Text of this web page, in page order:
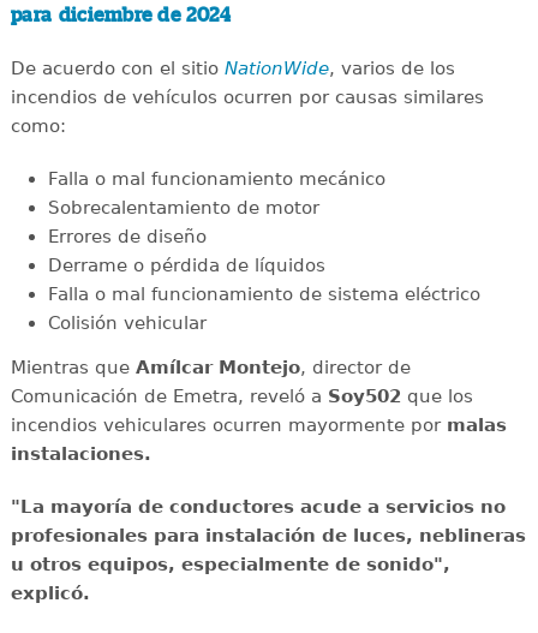
para diciembre de 2024
De acuerdo con el sitioNationWide, varios de los
incendios de vehículos ocurren por causas similares
como:
Falla o mal funcionamiento mecánico
Sobrecalentamiento de motor
Errores de diseño
Derrame o pérdida de líquidos
Falla o mal funcionamiento de sistema eléctrico
Colisión vehicular
Mientras que Amílcar Montejo, director de
Comunicación de Emetra, reveló a Soy502 que los
incendios vehiculares ocurren mayormente por malas
instalaciones.
"La mayoría de conductores acude a servicios no
profesionales para instalación de luces, neblineras
u otros equipos, especialmente de sonido",
explicó.